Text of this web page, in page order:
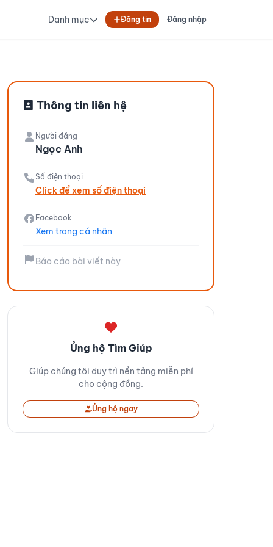
Danh mục Đăng tin Đăng nhập
Thông tin liên hệ
Người đăng
Ngọc Anh
Số điện thoại
Click để xem số điện thoại
Facebook
Xem trang cá nhân
Báo cáo bài viết này
Ủng hộ Tìm Giúp
Giúp chúng tôi duy trì nền tảng miễn phí
cho cộng đồng.
Ủng hộ ngay